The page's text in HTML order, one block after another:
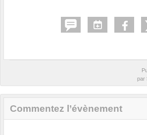
par
Commentez l’évènement